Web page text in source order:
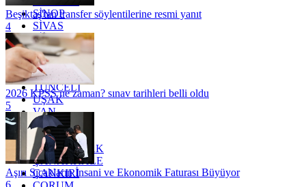
SİNOP
SİVAS
SİİRT
TEKİRDAĞ
TOKAT
TRABZON
TUNCELİ
UŞAK
VAN
YALOVA
YOZGAT
ZONGULDAK
ÇANAKKALE
ÇANKIRI
Beşiktaş'tan transfer söylentilerine resmi yanıt
4
2026 KPSS ne zaman? sınav tarihleri belli oldu
5
Aşırı Sıcakların İnsani ve Ekonomik Faturası Büyüyor
6